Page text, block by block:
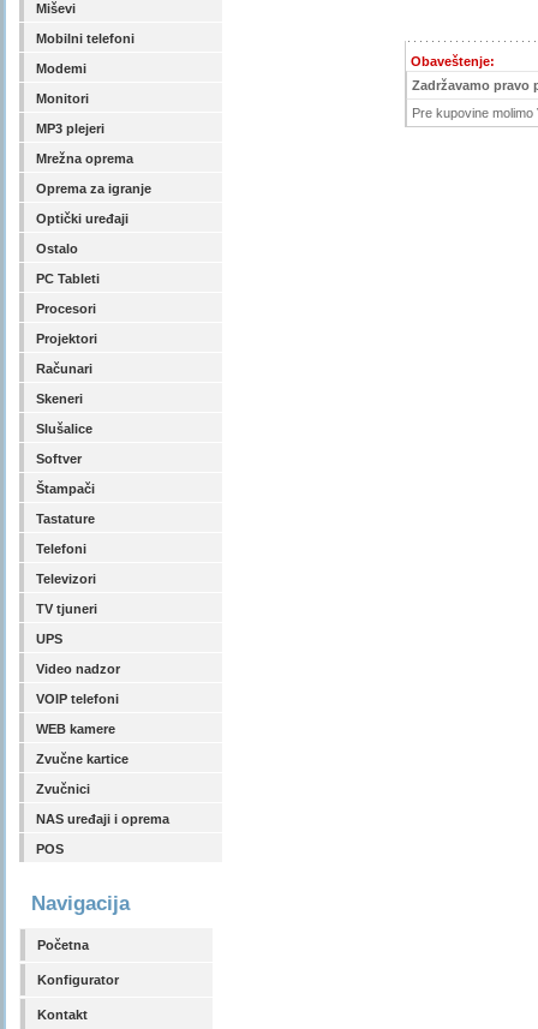
Miševi
Mobilni telefoni
Modemi
Monitori
MP3 plejeri
Mrežna oprema
Oprema za igranje
Optički uređaji
Ostalo
PC Tableti
Procesori
Projektori
Računari
Skeneri
Slušalice
Softver
Štampači
Tastature
Telefoni
Televizori
TV tjuneri
UPS
Video nadzor
VOIP telefoni
WEB kamere
Zvučne kartice
Zvučnici
NAS uređaji i oprema
POS
Navigacija
Početna
Konfigurator
Kontakt
Obaveštenje:
Zadržavamo pravo
Pre kupovine